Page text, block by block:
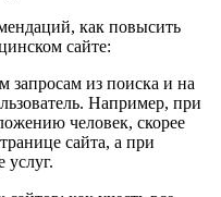
как повысить
сайте:
запросам из поиска и на
Например, при
человек, скорее
сайта, а при
услуг.